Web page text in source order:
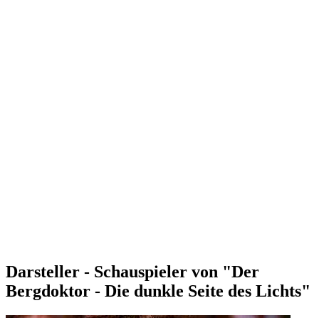
Darsteller - Schauspieler von "Der
Bergdoktor - Die dunkle Seite des Lichts"